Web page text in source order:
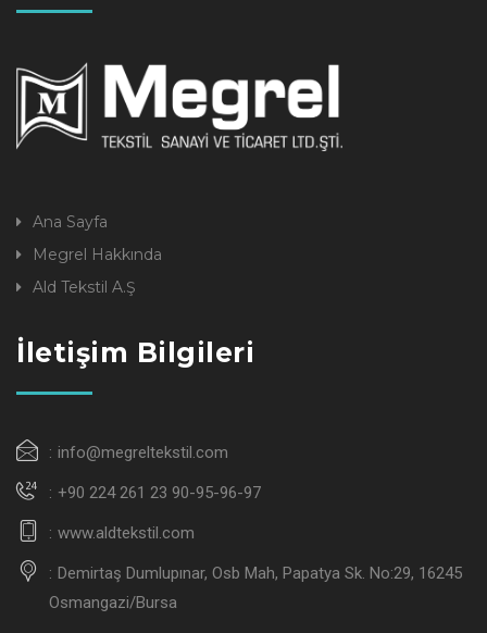
Ana Sayfa
Megrel Hakkında
Ald Tekstil A.Ş
İletişim Bilgileri
info@megreltekstil.com
+90 224 261 23 90-95-96-97
www.aldtekstil.com
Demirtaş Dumlupınar, Osb Mah, Papatya Sk. No:29, 16245
Osmangazi/Bursa